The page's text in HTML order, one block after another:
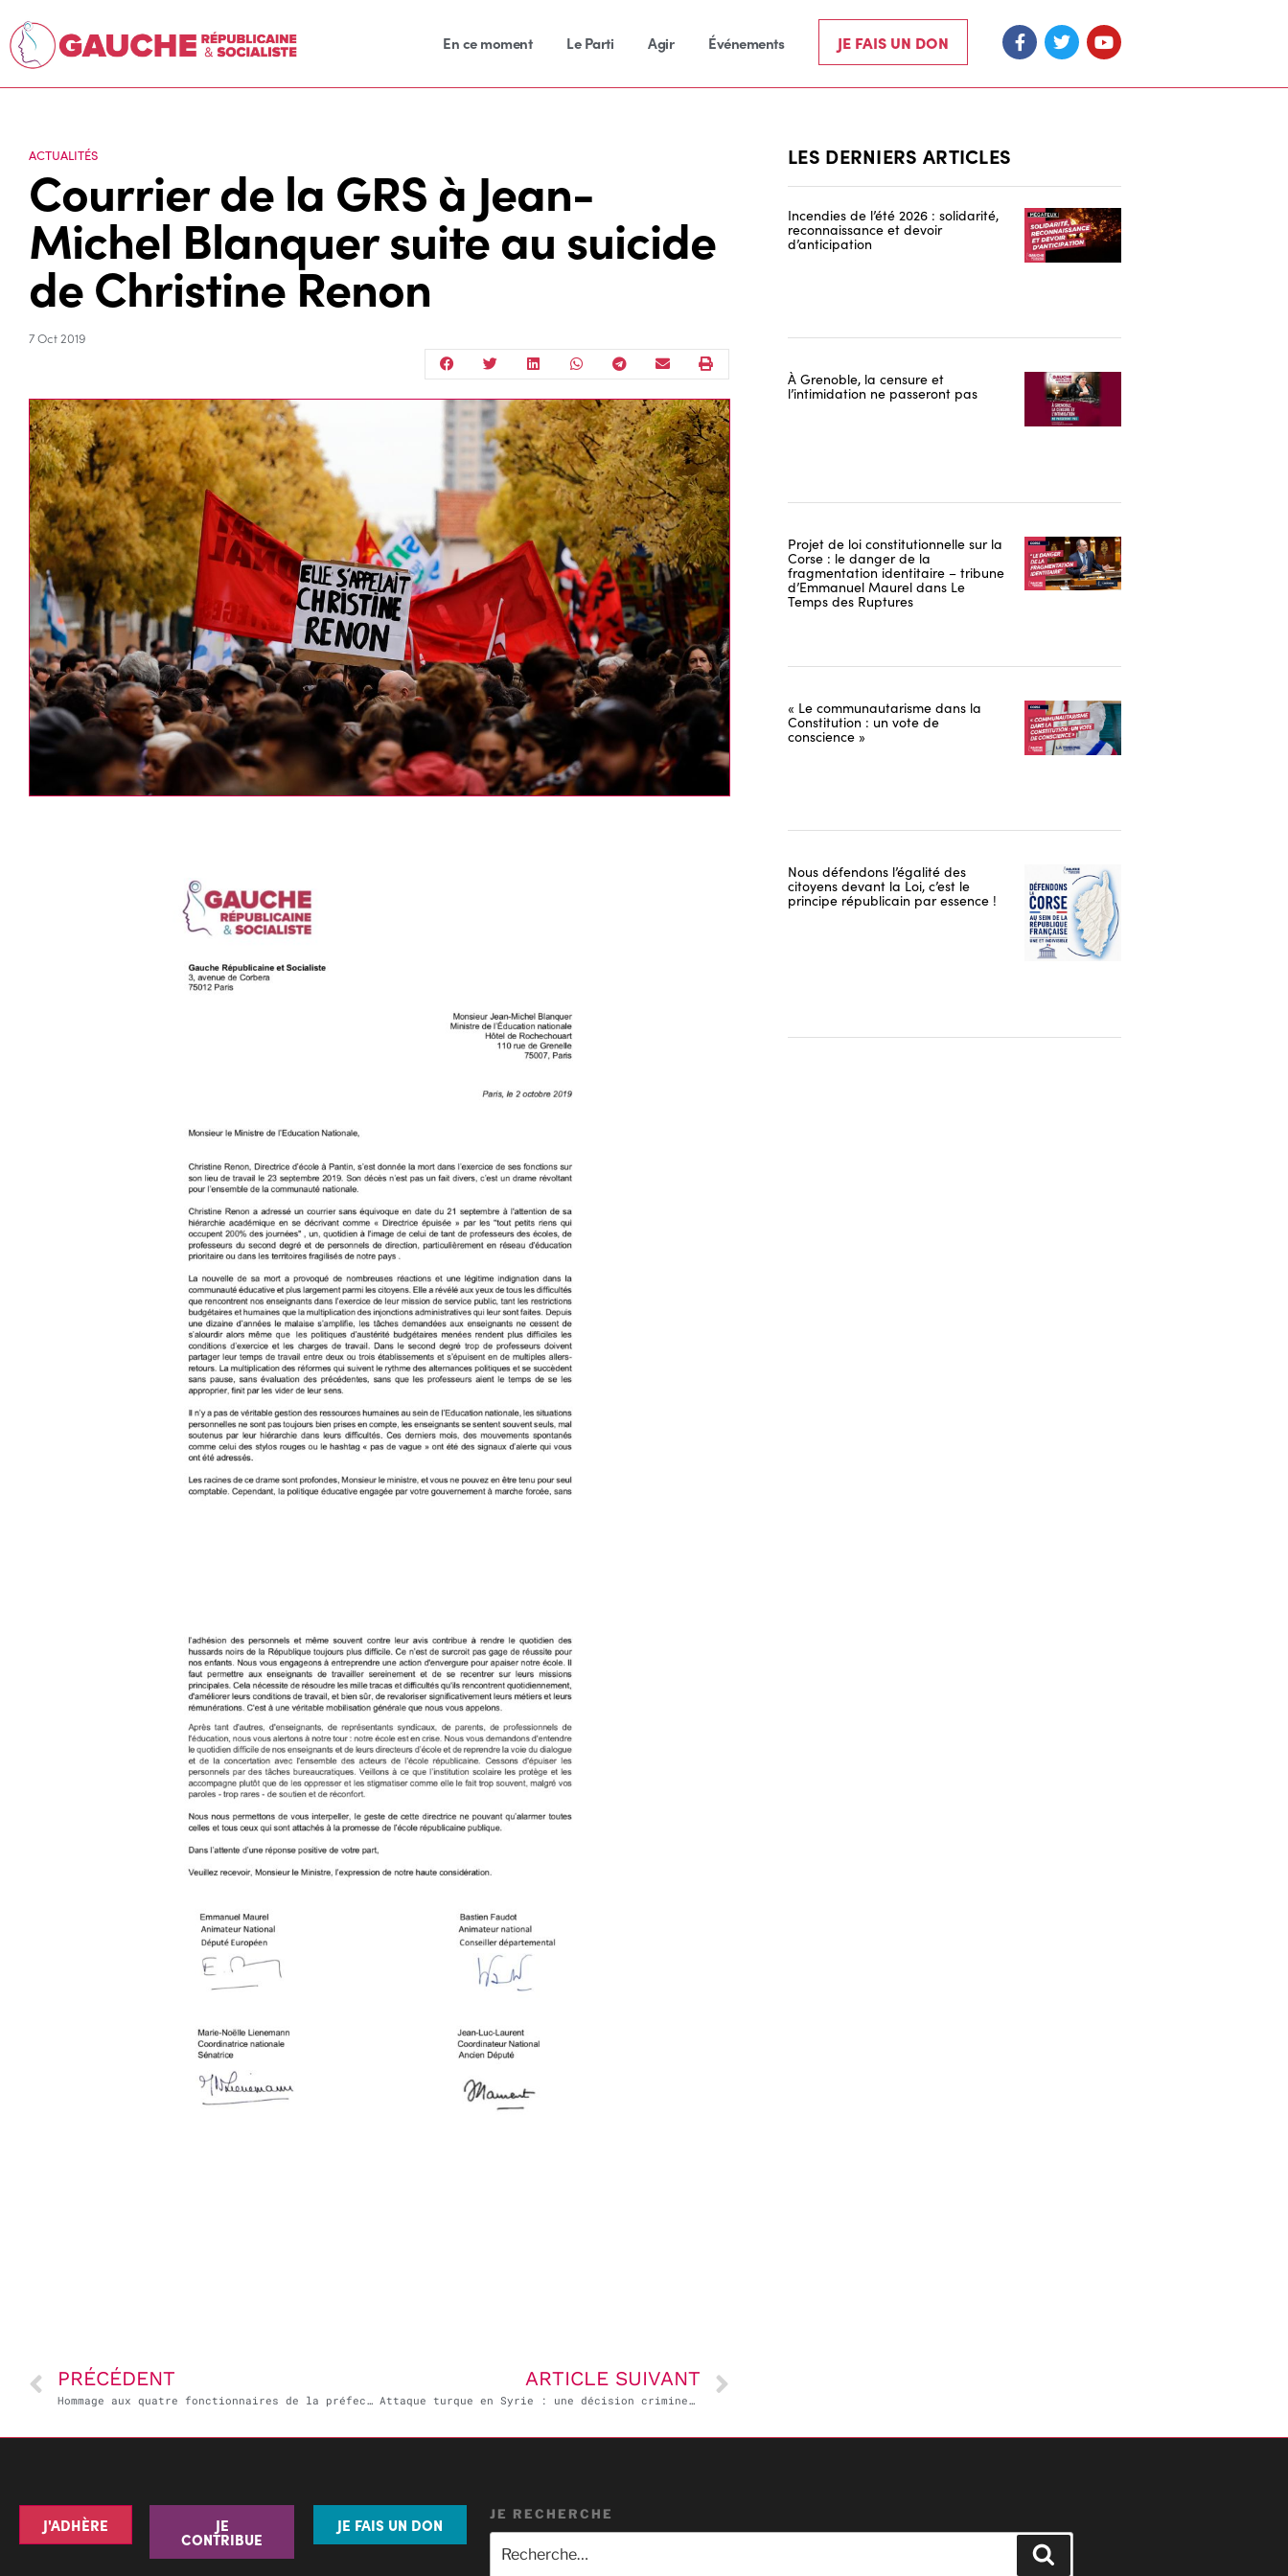
En ce moment Le Parti Agir Événements JE FAIS UN DON
ACTUALITÉS
Courrier de la GRS à Jean-
Michel Blanquer suite au suicide
de Christine Renon
7 Oct 2019
PRÉCÉDENT
Hommage aux quatre fonctionnaires de la préfecture de police de Paris
ARTICLE SUIVANT
Attaque turque en Syrie : une décision criminelle
LES DERNIERS ARTICLES
Incendies de l’été 2026 : solidarité,
reconnaissance et devoir
d’anticipation
À Grenoble, la censure et
l’intimidation ne passeront pas
Projet de loi constitutionnelle sur la
Corse : le danger de la
fragmentation identitaire – tribune
d’Emmanuel Maurel dans Le
Temps des Ruptures
« Le communautarisme dans la
Constitution : un vote de
conscience »
Nous défendons l’égalité des
citoyens devant la Loi, c’est le
principe républicain par essence !
J'ADHÈRE JE
CONTRIBUE
JE FAIS UN DON
JE RECHERCHE